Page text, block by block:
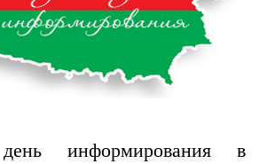
информирования в